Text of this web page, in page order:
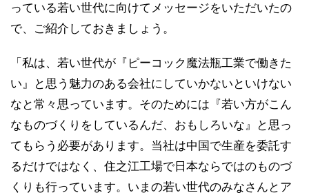
っている若い世代に向けてメッセージをいただいたの
で、ご紹介しておきましょう。
「私は、若い世代が『ピーコック魔法瓶工業で働きた
い』と思う魅力のある会社にしていかないといけない
なと常々思っています。そのためには『若い方がこん
なものづくりをしているんだ、おもしろいな』と思っ
てもらう必要があります。当社は中国で生産を委託す
るだけではなく、住之江工場で日本ならではのものづ
くりも行っています。いまの若い世代のみなさんとア